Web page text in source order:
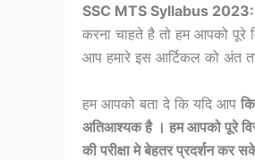
SSC MTS Syllabus
करना चाहते है तो हम आपको पूरे
आप हमारे इस आर्टिकल को अंत
हम आपको बता दे कि यदि आप
अतिआश्यक है । हम आपको पूरे
की परीक्षा मे बेहतर प्रदर्शन कर